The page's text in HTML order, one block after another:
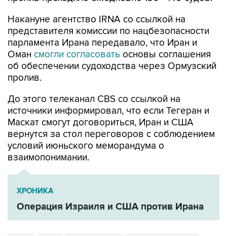
Накануне агентство IRNA со ссылкой на
представителя комиссии по нацбезопасности
парламента Ирана передавало, что Иран и
Оман смогли согласовать основы соглашения
об обеспечении судоходства через Ормузский
пролив.
До этого телеканал CBS со ссылкой на
источники информировал, что если Тегеран и
Маскат смогут договориться, Иран и США
вернутся за стол переговоров с соблюдением
условий июньского меморандума о
взаимопонимании.
ХРОНИКА
Операция Израиля и США против Ирана